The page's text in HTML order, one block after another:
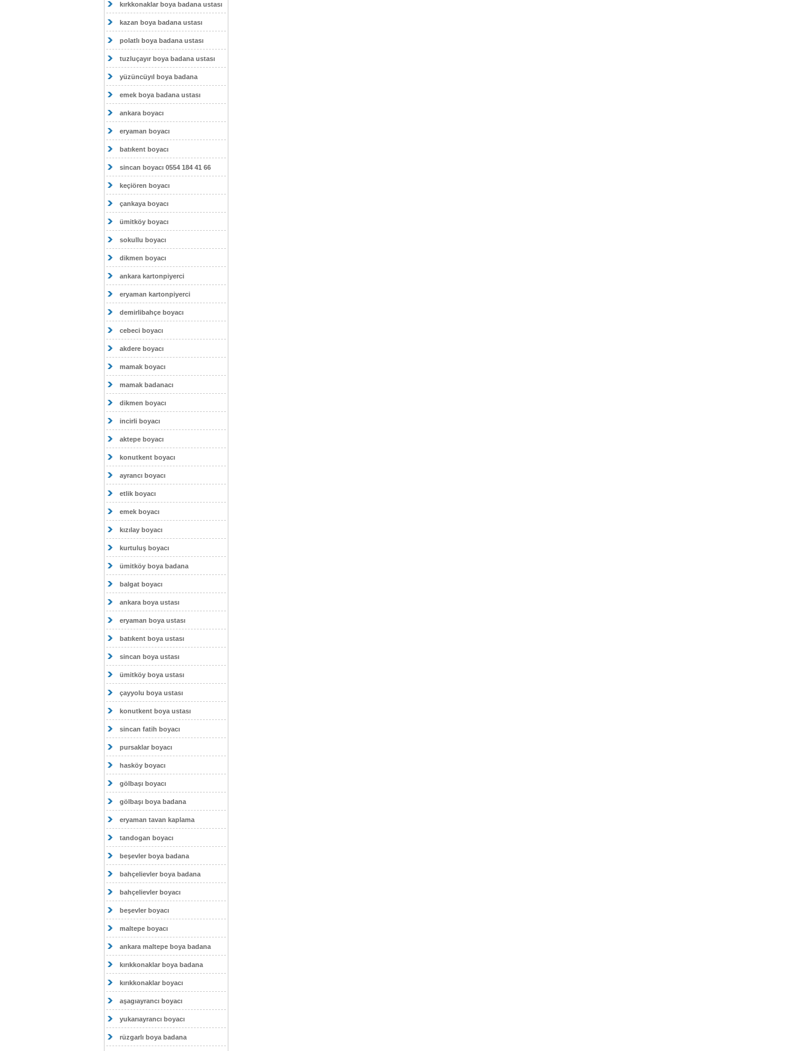
kırkkonaklar boya badana ustası
kazan boya badana ustası
polatlı boya badana ustası
tuzluçayır boya badana ustası
yüzüncüyıl boya badana
emek boya badana ustası
ankara boyacı
eryaman boyacı
batıkent boyacı
sincan boyacı 0554 184 41 66
keçiören boyacı
çankaya boyacı
ümitköy boyacı
sokullu boyacı
dikmen boyacı
ankara kartonpiyerci
eryaman kartonpiyerci
demirlibahçe boyacı
cebeci boyacı
akdere boyacı
mamak boyacı
mamak badanacı
dikmen boyacı
incirli boyacı
aktepe boyacı
konutkent boyacı
ayrancı boyacı
etlik boyacı
emek boyacı
kızılay boyacı
kurtuluş boyacı
ümitköy boya badana
balgat boyacı
ankara boya ustası
eryaman boya ustası
batıkent boya ustası
sincan boya ustası
ümitköy boya ustası
çayyolu boya ustası
konutkent boya ustası
sincan fatih boyacı
pursaklar boyacı
hasköy boyacı
gölbaşı boyacı
gölbaşı boya badana
eryaman tavan kaplama
tandogan boyacı
beşevler boya badana
bahçelievler boya badana
bahçelievler boyacı
beşevler boyacı
maltepe boyacı
ankara maltepe boya badana
kırıkkonaklar boya badana
kırıkkonaklar boyacı
aşagıayrancı boyacı
yukarıayrancı boyacı
rüzgarlı boya badana